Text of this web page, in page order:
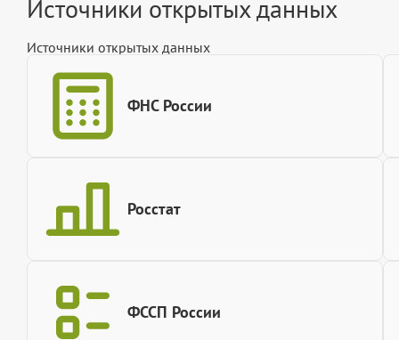
Источники открытых данных
Источники открытых данных
ФНС России
Росстат
ФССП России